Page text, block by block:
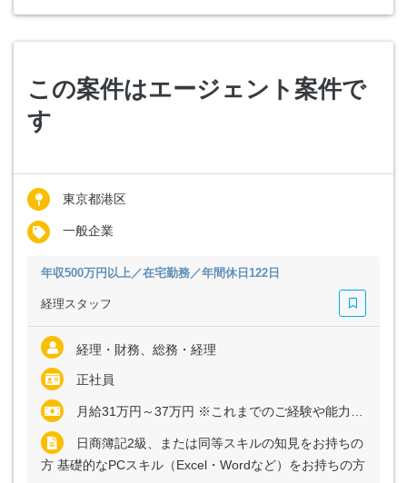
この案件はエージェント案件で
す
東京都港区
一般企業
年収500万円以上／在宅勤務／年間休日122日
経理スタッフ
経理・財務、総務・経理
正社員
月給31万円～37万円 ※これまでのご経験や能力を考慮し、決定いたします
日商簿記2級、または同等スキルの知見をお持ちの
方 基礎的なPCスキル（Excel・Wordなど）をお持ちの方